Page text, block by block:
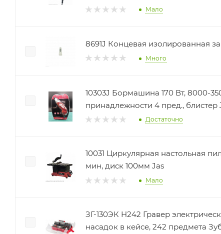
Мало
8691J Концевая изолированная
Много
10303J Бормашина 170 Вт, 8000-
принадлежности 4 пред., блистер
Достаточно
10031 Циркулярная настольная
мин, диск 100мм Jas
Мало
ЗГ-130ЭК H242 Гравер
насадок в кейсе, 242 предмета